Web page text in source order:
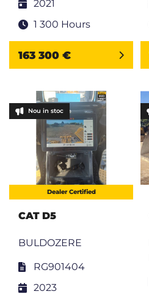
2021
1 300 Hours
163 300 €
Nou in stoc
Dealer Certified
CAT D5
BULDOZERE
RG901404
2023